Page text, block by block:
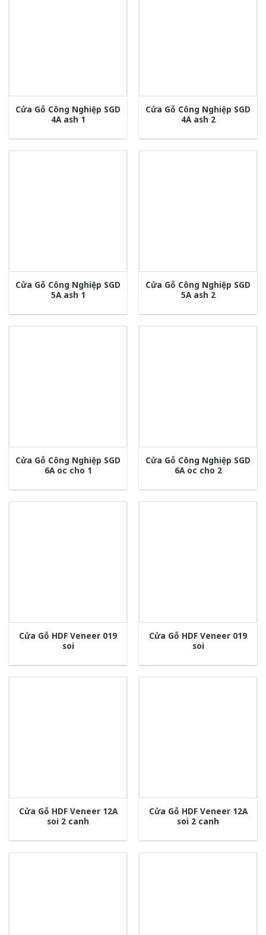
Cửa Gỗ Công Nghiệp SGD
4A ash 1
Cửa Gỗ Công Nghiệp SGD
4A ash 2
Cửa Gỗ Công Nghiệp SGD
5A ash 1
Cửa Gỗ Công Nghiệp SGD
5A ash 2
Cửa Gỗ Công Nghiệp SGD
6A oc cho 1
Cửa Gỗ Công Nghiệp SGD
6A oc cho 2
Cửa Gỗ HDF Veneer 019
soi
Cửa Gỗ HDF Veneer 019
soi
Cửa Gỗ HDF Veneer 12A
soi 2 canh
Cửa Gỗ HDF Veneer 12A
soi 2 canh